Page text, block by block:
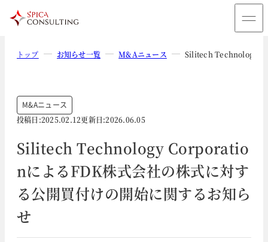
トップ お知らせ一覧 M&Aニュース Silitech Technology
M&Aニュース
投稿日:2025.02.12更新日:2026.06.05
Silitech Technology Corporatio
nによるFDK株式会社の株式に対す
る公開買付けの開始に関するお知ら
せ